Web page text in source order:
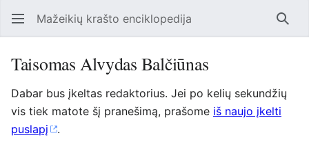
Mažeikių krašto enciklopedija
Taisomas Alvydas Balčiūnas
Dabar bus įkeltas redaktorius. Jei po kelių sekundžių
vis tiek matote šį pranešimą, prašome iš naujo įkelti
puslapį
.